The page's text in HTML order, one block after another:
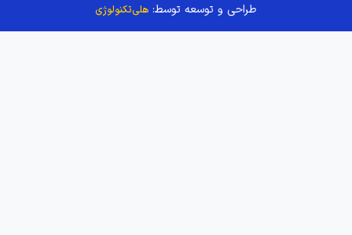
طراحی و توسعه توسط: هلی‌تکنولوژی